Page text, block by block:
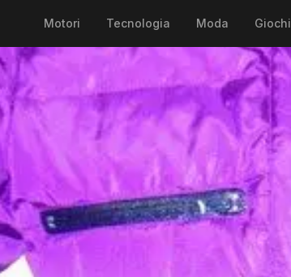
Motori Tecnologia Moda Giochi